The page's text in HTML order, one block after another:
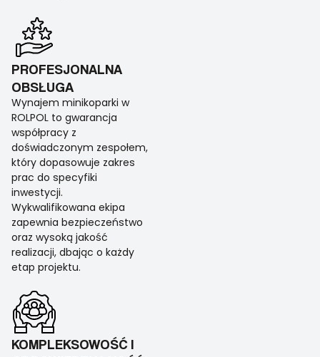
PROFESJONALNA
OBSŁUGA
Wynajem minikoparki w
ROLPOL to gwarancja
współpracy z
doświadczonym zespołem,
który dopasowuje zakres
prac do specyfiki
inwestycji.
Wykwalifikowana ekipa
zapewnia bezpieczeństwo
oraz wysoką jakość
realizacji, dbając o każdy
etap projektu.
KOMPLEKSOWOŚĆ I